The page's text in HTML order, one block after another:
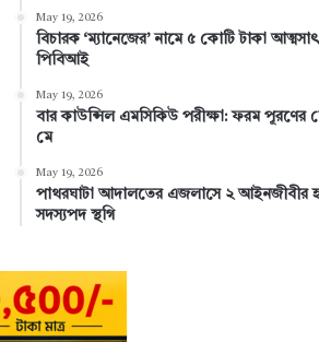
May 19, 2026
বিচারক ‘ম্যানেজের’ নামে ৫ কোটি টাকা
পিবিআই
May 19, 2026
বার কাউন্সিল এমসিকিউ পরীক্ষা: ফরম পূরণের
মে
May 19, 2026
পাথরঘাটা আদালতের এজলাসে ২ আইনজীবীর
সদস্যপদ স্থগি